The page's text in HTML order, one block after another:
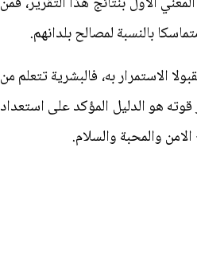
بالنسبة لمصالح بلدانهم.
الاستمرار به، فالبشرية تتعلم من
هو الدليل المؤكد على استعداد
والمحبة والسلام.